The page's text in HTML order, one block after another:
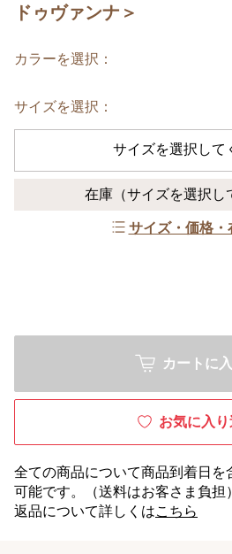
ドゥヴァンナ＞
カラーを選択：
サイズを選択：
サイズを選択して
在庫 （サイズを選択し
サイズ・価格・
カートに
お気に入り
全ての商品について商品到着日を
可能です。（送料はお客さま負担）
返品について詳しくはこちら